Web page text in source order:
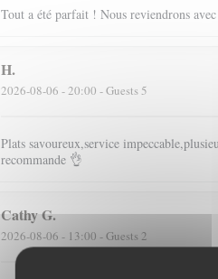
Tout a été parfait ! Nous reviendrons
H
2026-08-06 - 20:00 - Guests 5
Plats savoureux,service
recommande 👌
CathyG
2026-08-06 - 13:00 - Guests 2